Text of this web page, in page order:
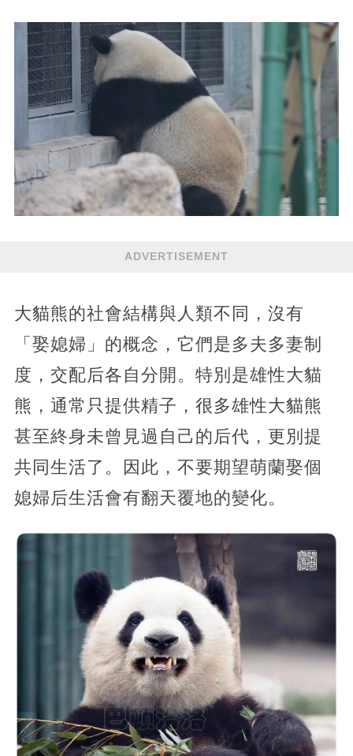
ADVERTISEMENT
大貓熊的社會結構與人類不同，沒有
「娶媳婦」的概念，它們是多夫多妻制
度，交配后各自分開。特別是雄性大貓
熊，通常只提供精子，很多雄性大貓熊
甚至終身未曾見過自己的后代，更別提
共同生活了。因此，不要期望萌蘭娶個
媳婦后生活會有翻天覆地的變化。